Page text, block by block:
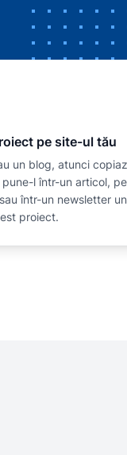
pe site-ul tău
un blog, atunci
pune-l într-un articol,
într-un newsletter
proiect.